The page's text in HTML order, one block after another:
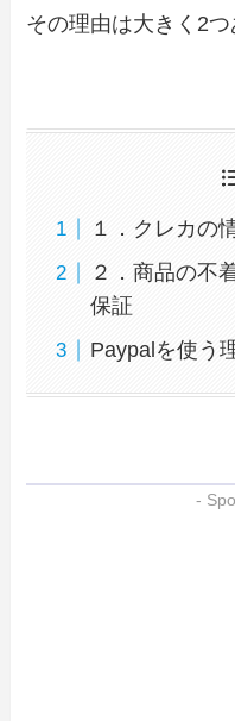
その理由は大きく2つ
１．クレカの
２．商品の不
保証
Paypalを使う
-